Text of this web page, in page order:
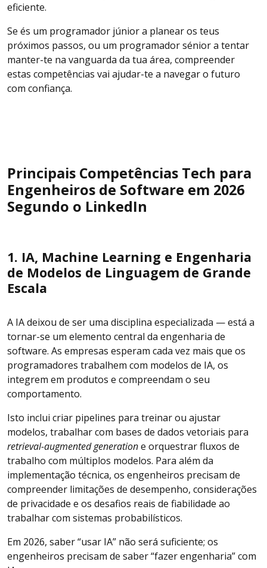
eficiente.
Se és um programador júnior a planear os teus
próximos passos, ou um programador sénior a tentar
manter-te na vanguarda da tua área, compreender
estas competências vai ajudar-te a navegar o futuro
com confiança.
Principais Competências Tech para
Engenheiros de Software em 2026
Segundo o LinkedIn
1. IA, Machine Learning e Engenharia
de Modelos de Linguagem de Grande
Escala
A IA deixou de ser uma disciplina especializada — está a
tornar-se um elemento central da engenharia de
software. As empresas esperam cada vez mais que os
programadores trabalhem com modelos de IA, os
integrem em produtos e compreendam o seu
comportamento.
Isto inclui criar pipelines para treinar ou ajustar
modelos, trabalhar com bases de dados vetoriais para
retrieval-augmented generatione orquestrar fluxos de
trabalho com múltiplos modelos. Para além da
implementação técnica, os engenheiros precisam de
compreender limitações de desempenho, considerações
de privacidade e os desafios reais de fiabilidade ao
trabalhar com sistemas probabilísticos.
Em 2026, saber “usar IA” não será suficiente; os
engenheiros precisam de saber “fazer engenharia” com